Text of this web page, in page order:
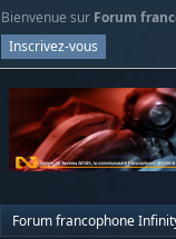
Bienvenue sur Forum
Inscrivez-vous
Forum francophone